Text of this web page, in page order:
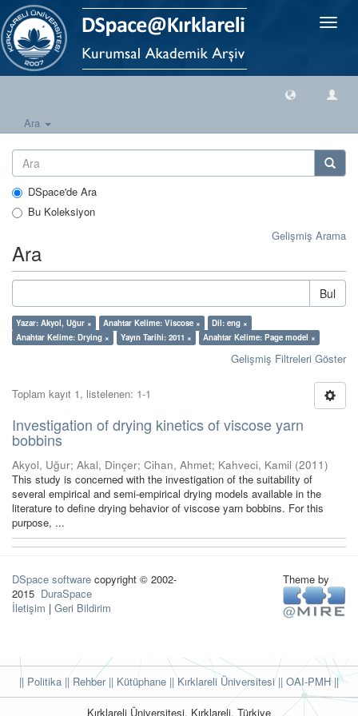
Geçiş
Ara
DSpace'de Ara
Bu Koleksiyon
Gelişmiş Arama
Ara
Bul
Yazar: Akyol, Uğur × Anahtar Kelime: Viscose ×
Dil: eng ×
Anahtar Kelime: Drying ×
Yayın Tarihi: 2011 × Anahtar Kelime: Page model ×
Gelişmiş Filtreleri Göster
Toplam kayıt 1, listelenen: 1-1
Investigation of drying kinetics of viscose yarn
bobbins
Akyol, Uğur; Akal, Dinçer; Cihan, Ahmet; Kahveci, Kamil (2011)
This study is concerned with the investigation of the suitability of
several empirical and semi-empirical drying models available in the
literature to define drying behavior of viscose yarn bobbins. For this
purpose, ...
DSpace software copyright © 2002-
2015 DuraSpace
İletişim | Geri Bildirim
Theme by
|| Politika || Rehber|| Kütüphane || Kırklareli Üniversitesi || OAI-PMH ||
Kırklareli Üniversitesi, Kırklareli, Türkiye